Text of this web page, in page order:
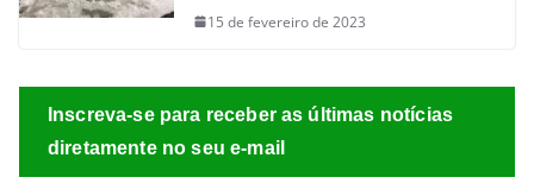
15 de fevereiro de 2023
Inscreva-se para receber as últimas notícias
diretamente no seu e-mail